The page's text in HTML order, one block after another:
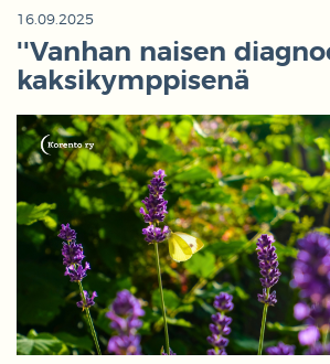
16.09.2025
''Vanhan naisen
kaksikymppisenä